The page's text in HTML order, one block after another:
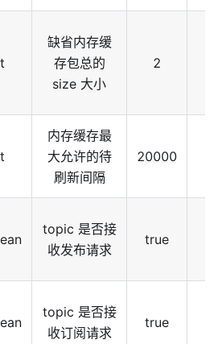
缺省内存缓
存包总的
size 大小
2
内存缓存最
大允许的待
刷新间隔
20000
topic 是否接
收发布请求
true
topic 是否接
收订阅请求
true